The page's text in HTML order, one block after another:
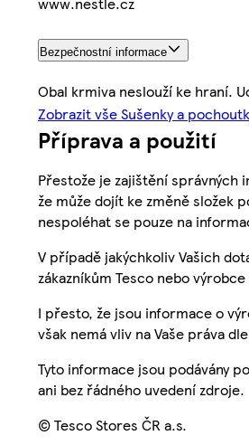
Bezpečnostní informace
Obal krmiva neslouží ke hraní.
Zobrazit vše Sušenky a
Příprava a použití
Přestože je zajištění správných
že může dojít ke změně složek
nespoléhat se pouze na
V případě jakýchkoliv Vašich
zákazníkům Tesco nebo
I přesto, že jsou informace o
však nemá vliv na Vaše práva
Tyto informace jsou podávány
ani bez řádného uvedení zdroje.
© Tesco Stores ČR a.s.